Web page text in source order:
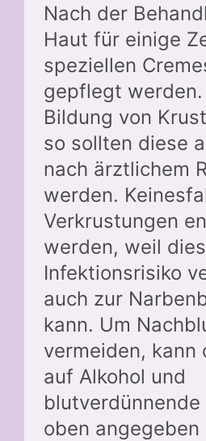
Nach der
Haut für einige
speziellen
gepflegt
Bildung von
so sollten diese
nach ärztlichem
werden.
Verkrustungen
werden, weil
Infektionsrisiko
auch zur
kann. Um
vermeiden, kann
auf Alkohol und
oben